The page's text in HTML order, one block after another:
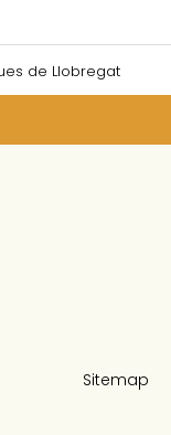
de Llobregat
Sitemap